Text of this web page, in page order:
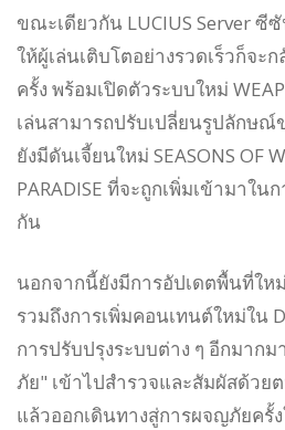
ขณะเดียวกัน LUCIUS Server ซี
ให้ผู้เล่นเติบโตอย่างรวดเร็วก็จะ
ครั้ง พร้อมเปิดตัวระบบใหม่
เล่นสามารถปรับเปลี่ยนรูปลักษณ์
ยังมีดันเจี้ยนใหม่ SEASONS OF
PARADISE ที่จะถูกเพิ่มเข้ามาใ
กัน
นอกจากนี้ยังมีการอัปเดตพื้นที่ให
รวมถึงการเพิ่มคอนเทนต์ใหม่ใน
การปรับปรุงระบบต่าง ๆ อีกมาก
ภัย" เข้าไปสำรวจและสัมผัสด้วย
แล้วออกเดินทางสู่การผจญภัยครั้